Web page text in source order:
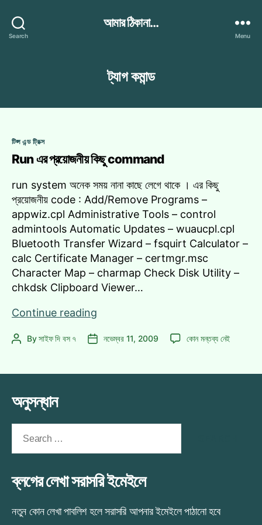
Search
আমার ঠিকানা...
Menu
ট্যাগকমান্ড
Categories
টিপ্স এন্ড ট্রিক্স
Run এর প্রয়োজনীয় কিছু command
run system অনেক সময় নানা কাছে লেগে থাকে । এর কিছু
প্রয়োজনীয় code : Add/Remove Programs –
appwiz.cpl Administrative Tools – control
admintools Automatic Updates – wuaucpl.cpl
Bluetooth Transfer Wizard – fsquirt Calculator –
calc Certificate Manager – certmgr.msc
Character Map – charmap Check Disk Utility –
chkdsk Clipboard Viewer…
Continue reading
প্রয়োজনীয়
PostByসাইফ দি বস ৭
Postনভেম্বর 11, 2009
Run
কিছু
কোন মন্তব্য নেই
অনুসন্ধান
ব্লগের লেখা সরাসরি ইমেইলে
নতুন কোন লেখা পাবলিশ হলে সরাসরি আপনার ইমেইলে পাঠানো হবে